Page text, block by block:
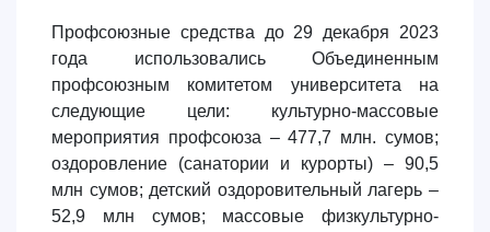
Профсоюзные средства до 29 декабря 2023
года использовались Объединенным
профсоюзным комитетом университета на
следующие цели: культурно-массовые
мероприятия профсоюза – 477,7 млн. сумов;
оздоровление (санатории и курорты) – 90,5
млн сумов; детский оздоровительный лагерь –
52,9 млн сумов; массовые физкультурно-